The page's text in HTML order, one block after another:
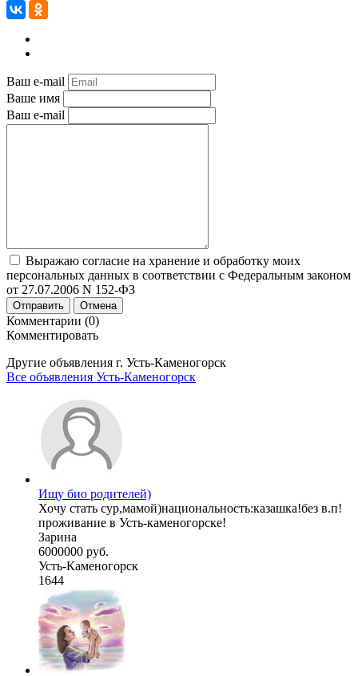
Ваш e-mail
Ваше имя
Ваш e-mail
Выражаю согласие на хранение и обработку моих
персональных данных в соответствии с Федеральным законом
от 27.07.2006 N 152-ФЗ
Отправить Отмена
Комментарии (0)
Комментировать
Другие объявления г. Усть-Каменогорск
Все объявления Усть-Каменогорск
Ищу био родителей)
Хочу стать сур,мамой)национальность:казашка!без в.п!
проживание в Усть-каменогорске!
Зарина
6000000 руб.
Усть-Каменогорск
1644